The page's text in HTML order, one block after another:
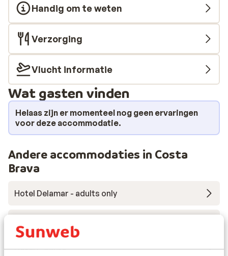
proosten. Voor kleine vakantiegangers zijn er leuke
faciliteiten zoals een zwembad met glijbaantjes en een
miniclub. Fijne vakantie!
Handig om te weten
Verzorging
Vlucht informatie
Wat gasten vinden
Helaas zijn er momenteel nog geen ervaringen
voor deze accommodatie.
Andere accommodaties in Costa
Brava
Hotel Delamar - adults only
Hotel L'Azure